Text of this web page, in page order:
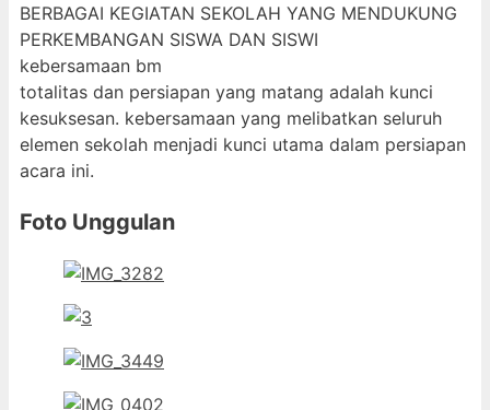
BERBAGAI KEGIATAN SEKOLAH YANG MENDUKUNG
PERKEMBANGAN SISWA DAN SISWI
kebersamaan bm
totalitas dan persiapan yang matang adalah kunci
kesuksesan. kebersamaan yang melibatkan seluruh
elemen sekolah menjadi kunci utama dalam persiapan
acara ini.
Foto Unggulan